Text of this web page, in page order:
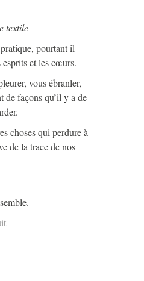
textile
pourtant il
et les cœurs.
vous ébranler,
de façons qu’il y a de
choses qui perdure à
de la trace de nos